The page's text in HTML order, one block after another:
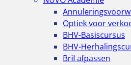
Optiek voor
BHV-Basiscursus
BHV-
Bril afpassen